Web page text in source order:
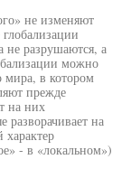
не изменяют
разрушаются, а
можно
мира, в котором
прежде
на них
разворачивает на
характер
- в «локальном»)